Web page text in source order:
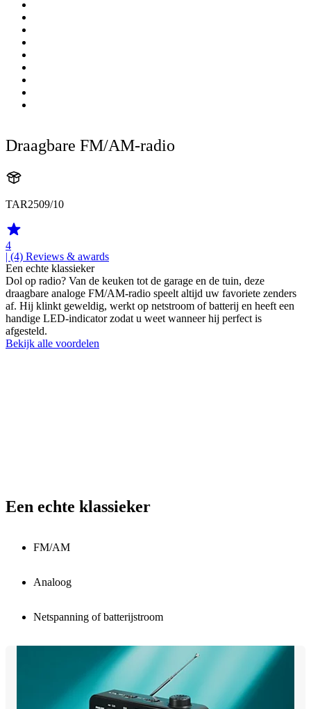
Draagbare FM/AM-radio
TAR2509/10
4
| (4) Reviews & awards
Een echte klassieker
Dol op radio? Van de keuken tot de garage en de tuin, deze
draagbare analoge FM/AM-radio speelt altijd uw favoriete zenders
af. Hij klinkt geweldig, werkt op netstroom of batterij en heeft een
handige LED-indicator zodat u weet wanneer hij perfect is
afgesteld.
Bekijk alle voordelen
Een echte klassieker
FM/AM
Analoog
Netspanning of batterijstroom